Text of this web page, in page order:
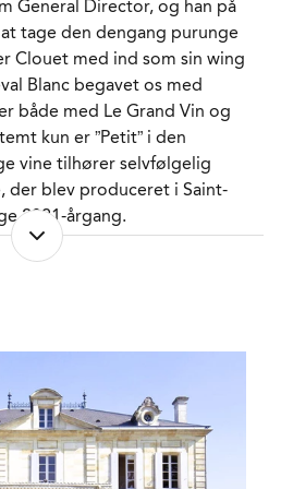
16 måneder i 100%
nye fade.
12-15 år fra høståret.
15 - 17°C
Trækasse OWC 6 fl.
Ja
222934
Mellemfyldig,
Tør
Vanilje, Cedertræ
Chokolade, Lakrids
Tobak
General Director, og han på
tage den dengang purunge
Clouet med ind som sin wing
Blanc begavet os med
både med Le Grand Vin og
kun er ”Petit” i den
vine tilhører selvfølgelig
der blev produceret i Saint-
2021-årgang.
præcisionsvindyrkning, som
små parceller
og vinstokkenes alder,
vinifikationscenter stod
52 kurvede
der varierende i
så man kunne praktisere